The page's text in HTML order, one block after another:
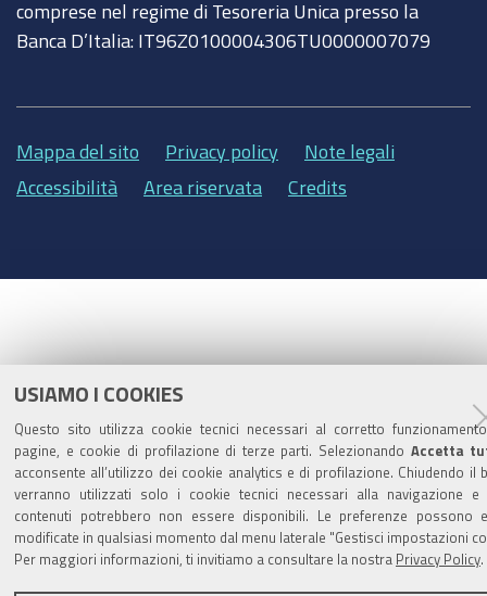
USIAMO I COOKIES
Questo sito utilizza cookie tecnici necessari al corretto
pagine, e cookie di profilazione di terze parti. Selezionando Accetta
acconsente all’utilizzo dei cookie analytics e di profilazione. Chiudendo il
verranno utilizzati solo i cookie tecnici necessari alla navigazione e
contenuti potrebbero non essere disponibili. Le preferenze possono
modificate in qualsiasi momento dal menu laterale "Gestisci impostazioni
Per maggiori informazioni, ti invitiamo a consultare la nostra Privacy Policy
comprese nel regime di Tesoreria Unica presso la
Banca D’Italia: IT96Z0100004306TU0000007079
Mappa del sito Privacy policy
Note legali
Accessibilità
Area riservata Credits